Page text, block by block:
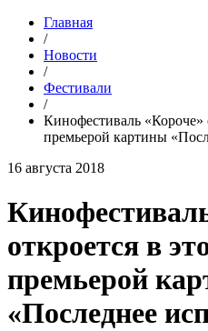
Главная
/
Новости
/
Фестивали
/
Кинофестиваль «Короче»
премьерой картины
16 августа 2018
откроется в
премьерой
«Последнее